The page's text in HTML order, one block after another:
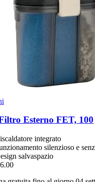
Esterno FET, 100
integrato
silenzioso e
salvaspazio